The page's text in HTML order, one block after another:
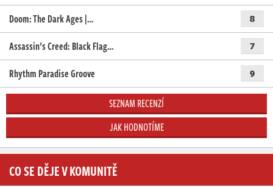
Doom: The Dark Ages |… 8
Assassin’s Creed: Black Flag… 7
Rhythm Paradise Groove 9
SEZNAM RECENZÍ
JAK HODNOTÍME
CO SE DĚJE V KOMUNITĚ